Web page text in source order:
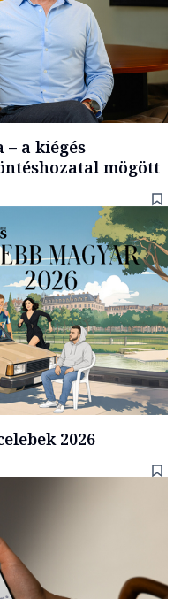
a kiégés
mögött
2026